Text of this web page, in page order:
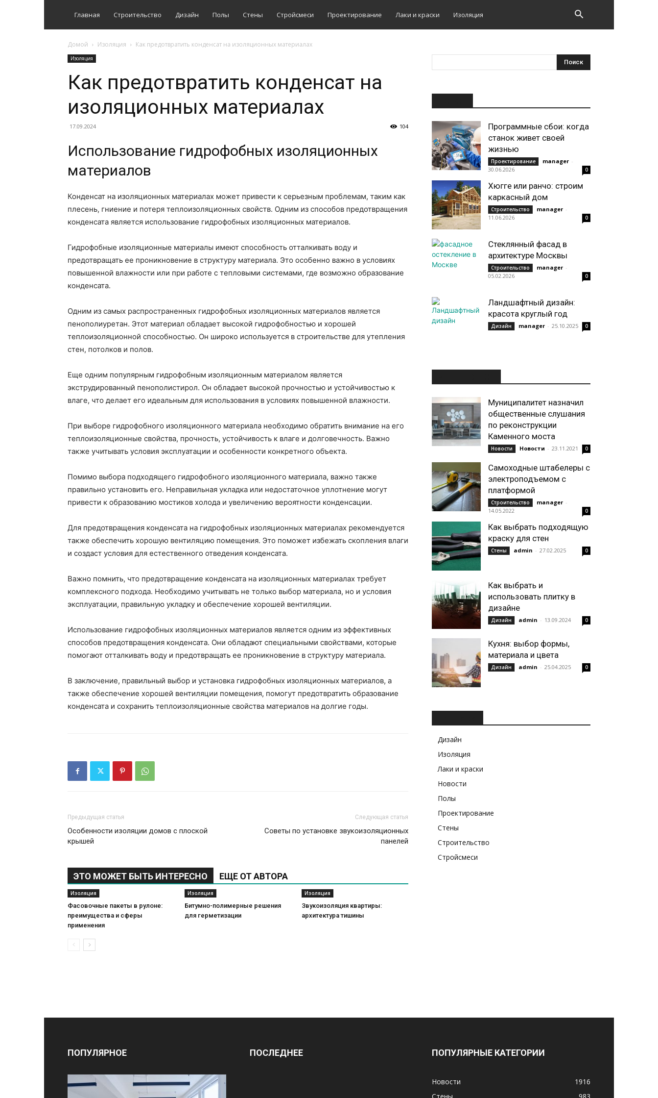
Главная Строительство Дизайн Полы Стены Стройсмеси Проектирование Лаки и краски Изоляция
Домой Изоляция Как предотвратить конденсат на изоляционных материалах
Изоляция
Как предотвратить конденсат на
изоляционных материалах
17.09.2024 104
Использование гидрофобных изоляционных
материалов
Конденсат на изоляционных материалах может привести к серьезным проблемам, таким как
плесень, гниение и потеря теплоизоляционных свойств. Одним из способов предотвращения
конденсата является использование гидрофобных изоляционных материалов.
Гидрофобные изоляционные материалы имеют способность отталкивать воду и
предотвращать ее проникновение в структуру материала. Это особенно важно в условиях
повышенной влажности или при работе с тепловыми системами, где возможно образование
конденсата.
Одним из самых распространенных гидрофобных изоляционных материалов является
пенополиуретан. Этот материал обладает высокой гидрофобностью и хорошей
теплоизоляционной способностью. Он широко используется в строительстве для утепления
стен, потолков и полов.
Еще одним популярным гидрофобным изоляционным материалом является
экструдированный пенополистирол. Он обладает высокой прочностью и устойчивостью к
влаге, что делает его идеальным для использования в условиях повышенной влажности.
При выборе гидрофобного изоляционного материала необходимо обратить внимание на его
теплоизоляционные свойства, прочность, устойчивость к влаге и долговечность. Важно
также учитывать условия эксплуатации и особенности конкретного объекта.
Помимо выбора подходящего гидрофобного изоляционного материала, важно также
правильно установить его. Неправильная укладка или недостаточное уплотнение могут
привести к образованию мостиков холода и увеличению вероятности конденсации.
Для предотвращения конденсата на гидрофобных изоляционных материалах рекомендуется
также обеспечить хорошую вентиляцию помещения. Это поможет избежать скопления влаги
и создаст условия для естественного отведения конденсата.
Важно помнить, что предотвращение конденсата на изоляционных материалах требует
комплексного подхода. Необходимо учитывать не только выбор материала, но и условия
эксплуатации, правильную укладку и обеспечение хорошей вентиляции.
Использование гидрофобных изоляционных материалов является одним из эффективных
способов предотвращения конденсата. Они обладают специальными свойствами, которые
помогают отталкивать воду и предотвращать ее проникновение в структуру материала.
В заключение, правильный выбор и установка гидрофобных изоляционных материалов, а
также обеспечение хорошей вентиляции помещения, помогут предотвратить образование
конденсата и сохранить теплоизоляционные свойства материалов на долгие годы.
Предыдущая статья
Особенности изоляции домов с плоской
крышей
Следующая статья
Советы по установке звукоизоляционных
панелей
ЭТО МОЖЕТ БЫТЬ ИНТЕРЕСНО ЕЩЕ ОТ АВТОРА
Изоляция
Фасовочные пакеты в рулоне:
преимущества и сферы
применения
Изоляция
Битумно-полимерные решения
для герметизации
Изоляция
Звукоизоляция квартиры:
архитектура тишины
Программные сбои: когда
станок живет своей
жизнью
Проектирование manager -
30.06.2026
0
Хюгге или ранчо: строим
каркасный дом
Строительство manager -
11.06.2026
0
Стеклянный фасад в
архитектуре Москвы
Строительство manager -
05.02.2026
0
Ландшафтный дизайн:
красота круглый год
Дизайн manager - 25.10.2025 0
Муниципалитет назначил
общественные слушания
по реконструкции
Каменного моста
Новости Новости - 23.11.2021 0
Самоходные штабелеры с
электроподъемом с
платформой
Строительство manager -
14.05.2022
0
Как выбрать подходящую
краску для стен
Стены admin - 27.02.2025 0
Как выбрать и
использовать плитку в
дизайне
Дизайн admin - 13.09.2024 0
Кухня: выбор формы,
материала и цвета
Дизайн admin - 25.04.2025 0
Дизайн
Изоляция
Лаки и краски
Новости
Полы
Проектирование
Стены
Строительство
Стройсмеси
ПОПУЛЯРНОЕ ПОСЛЕДНЕЕ ПОПУЛЯРНЫЕ КАТЕГОРИИ
Новости
1916